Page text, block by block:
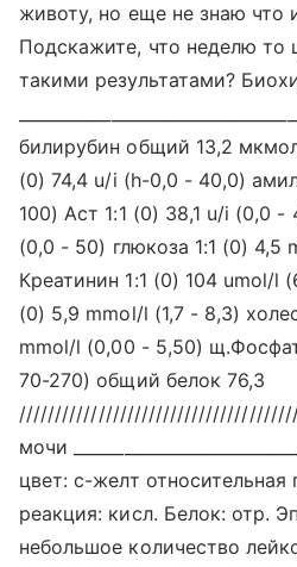
животу, но еще не знаю что
Подскажите, что неделю то
такими результатами?
билирубин общий 13,2
(0) 74,4 u/i (h-0,0 - 40,0)
100) Аст 1:1 (0) 38,1 u/i (0,0 -
(0,0 - 50) глюкоза 1:1 (0) 4,5
Креатинин 1:1 (0) 104 umol/l
(0) 5,9 mmol/l (1,7 - 8,3)
mmol/l (0,00 - 5,50)
70-270) общий белок 76,3
мочи
цвет: с-желт относительная
реакция: кисл. Белок: отр.
небольшое количество